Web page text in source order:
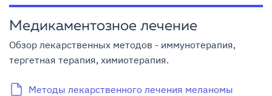
Медикаментозное лечение
Обзор лекарственных методов - иммунотерапия,
тергетная терапия, химиотерапия.
Методы лекарственного лечения меланомы